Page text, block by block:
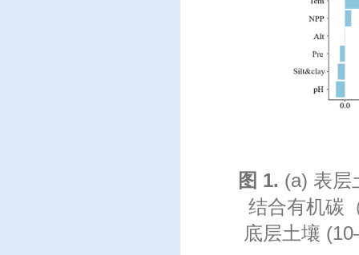
图 1. (a) 表层
结合有机碳
底层土壤